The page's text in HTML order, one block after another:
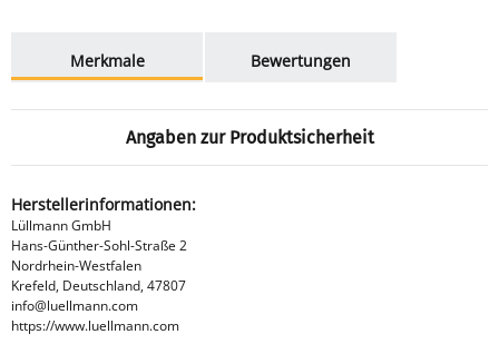
Merkmale
Bewertungen
Angaben zur Produktsicherheit
Herstellerinformationen:
Lüllmann GmbH
Hans-Günther-Sohl-Straße 2
Nordrhein-Westfalen
Krefeld, Deutschland, 47807
info@luellmann.com
https://www.luellmann.com